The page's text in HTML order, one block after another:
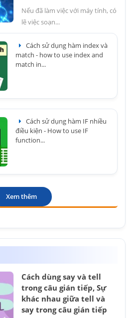
Nếu đã làm việc với máy tính, có
lẽ việc soạn...
Cách sử dụng hàm index và
match - how to use index and
match in...
Cách sử dụng hàm IF nhiều
điều kiện - How to use IF
function...
Xem thêm
Cách dùng say và tell
trong câu gián tiếp, Sự
khác nhau giữa tell và
say trong câu gián tiếp